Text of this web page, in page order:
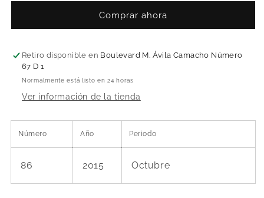
Comprar ahora
Retiro disponible en Boulevard M. Ávila Camacho Número
67 D 1
Normalmente está listo en 24 horas
Ver información de la tienda
Número Año Periodo
86 2015 Octubre